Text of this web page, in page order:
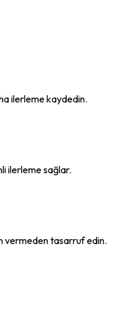
ilerleme kaydedin.
ilerleme sağlar.
vermeden tasarruf edin.